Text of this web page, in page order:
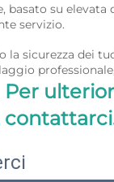
basato su elevata
servizio.
la sicurezza dei
Per